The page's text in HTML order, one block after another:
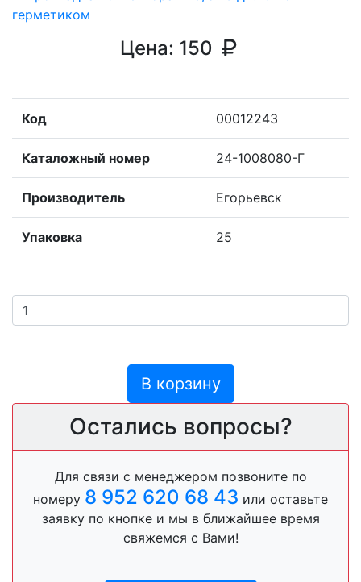
Цена: 150
Код 00012243
Каталожный номер 24-1008080-Г
Производитель Егорьевск
Упаковка 25
В корзину
Остались вопросы?
Для связи с менеджером позвоните по
номеру 8 952 620 68 43 или оставьте
заявку по кнопке и мы в ближайшее время
свяжемся с Вами!